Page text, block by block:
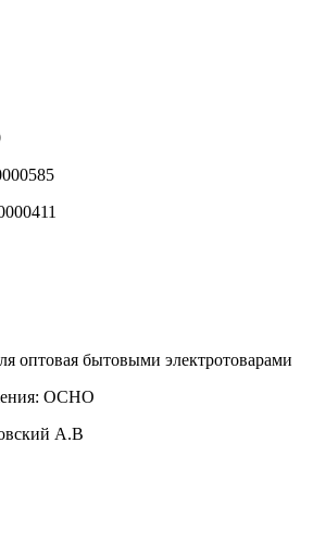
оптовая бытовыми электротоварами
ОСНО
А.В